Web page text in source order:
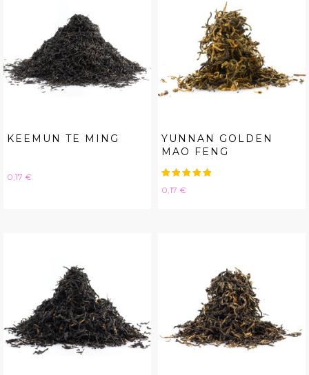
KEEMUN TE MING
Hinta
0,17 €
YUNNAN GOLDEN
MAO FENG
Hinta
0,17 €